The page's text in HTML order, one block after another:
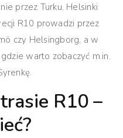
przez Turku, Helsinki
R10 prowadzi przez
czy Helsingborg, a w
warto zobaczyć m.in.
R10 –